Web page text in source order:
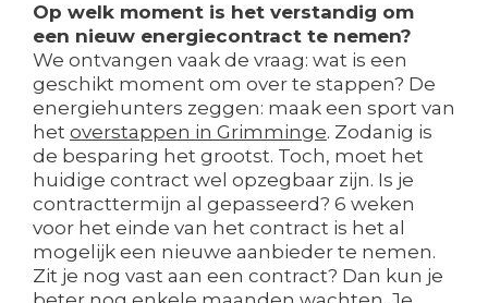
Op welk moment is het verstandig om
een nieuw energiecontract te nemen?
We ontvangen vaak de vraag: wat is een
geschikt moment om over te stappen? De
energiehunters zeggen: maak een sport van
het overstappen in Grimminge. Zodanig is
de besparing het grootst. Toch, moet het
huidige contract wel opzegbaar zijn. Is je
contracttermijn al gepasseerd? 6 weken
voor het einde van het contract is het al
mogelijk een nieuwe aanbieder te nemen.
Zit je nog vast aan een contract? Dan kun je